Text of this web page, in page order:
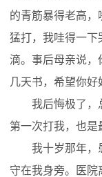
的青筋暴得老高，
猛打，我哇得一下
滴。事后母亲说，
几天书，希望你好
我后悔极了，总
第一次打我，也是
我十岁那年，患
守在我身旁。医